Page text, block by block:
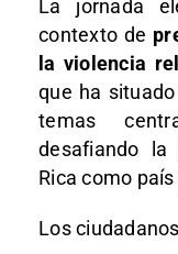
La jornada
contexto de
la violencia
que ha
temas
desafiando la
Rica como
Los